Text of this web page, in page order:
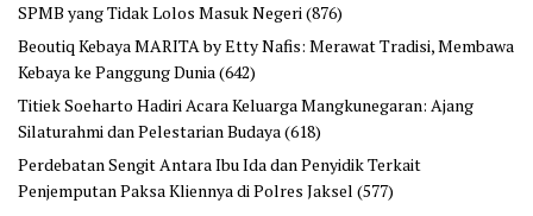
SPMB yang Tidak Lolos Masuk Negeri(876)
Beoutiq Kebaya MARITA by Etty Nafis: Merawat Tradisi, Membawa
Kebaya ke Panggung Dunia(642)
Titiek Soeharto Hadiri Acara Keluarga Mangkunegaran: Ajang
Silaturahmi dan Pelestarian Budaya(618)
Perdebatan Sengit Antara Ibu Ida dan Penyidik Terkait
Penjemputan Paksa Kliennya di Polres Jaksel (577)